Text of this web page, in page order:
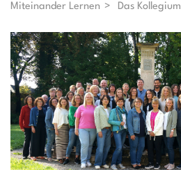
Miteinander Lernen Das Kollegium